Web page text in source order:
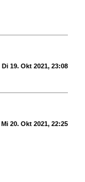
Di 19. Okt 2021, 23:08
Mi 20. Okt 2021, 22:25